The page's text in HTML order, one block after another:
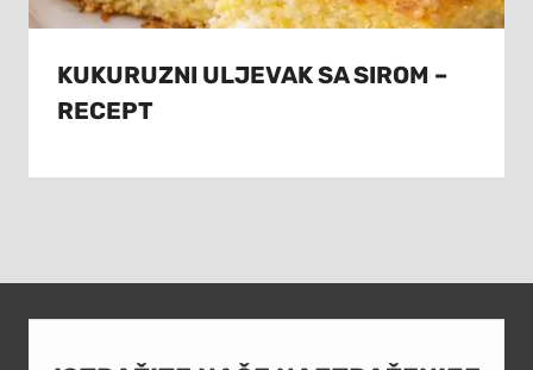
KUKURUZNI ULJEVAK SA SIROM –
RECEPT